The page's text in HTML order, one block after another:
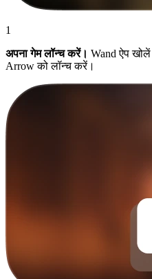
1
अपना गेम लॉन्च करें। Wand ऐप
Arrow को लॉन्च करें।